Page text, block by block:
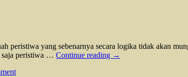
peristiwa yang sebenarnya secara logika tidak akan
saja peristiwa … Continue reading →